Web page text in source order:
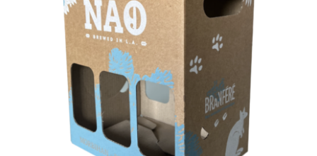
AJOUTER AU PANIER
DÉTAILS